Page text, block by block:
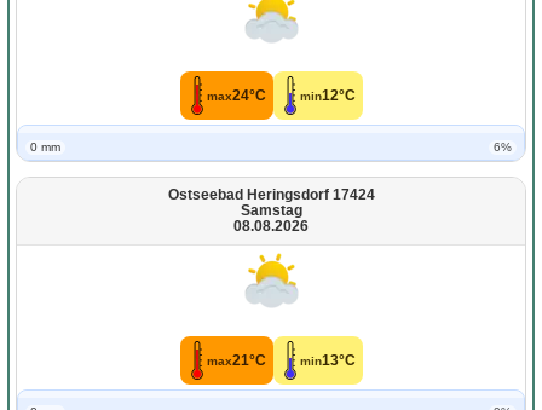
max24°C min12°C
0 mm 6%
Ostseebad Heringsdorf 17424
Samstag
08.08.2026
max21°C min13°C